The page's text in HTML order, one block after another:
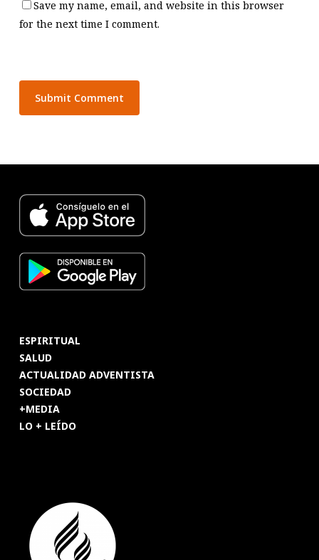
Save my name, email, and website in this browser
for the next time I comment.
ESPIRITUAL
SALUD
ACTUALIDAD ADVENTISTA
SOCIEDAD
+MEDIA
LO + LEÍDO